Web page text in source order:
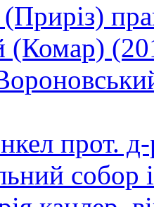
(Комар)
прот.
собор